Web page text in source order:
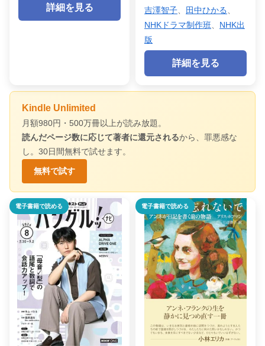
詳細を見る 吉澤智子 田中ひかる
NHKドラマ制作班
NHK出
版
詳細を見る
Kindle Unlimited
月額980円・500万冊以上が読み放題。
読んだページ数に応じて著者に還元されるから、罪悪感な
し。30日間無料で試せます。
無料で試す
電子書籍で読める 電子書籍で読める